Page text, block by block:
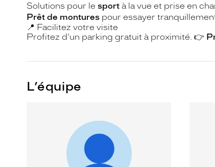
Solutions pour le sport à la vue et prise en
Prêt de montures pour essayer
📍 Facilitez votre visite
Profitez d'un parking gratuit à proximité. 👉
L’équipe